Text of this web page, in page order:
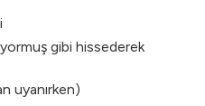
gibi hissederek
uyanırken)